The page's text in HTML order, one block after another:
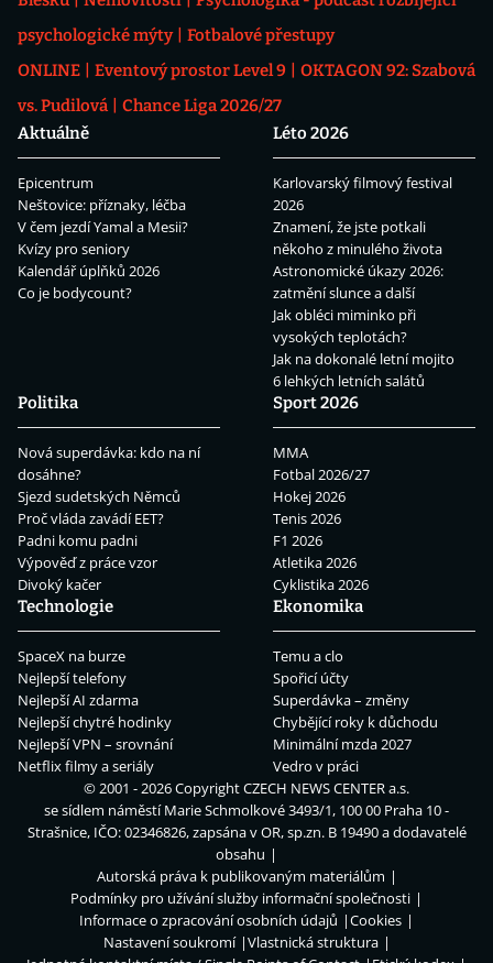
psychologické mýty
Fotbalové přestupy
ONLINE
Eventový prostor Level 9
OKTAGON 92: Szabová
vs. Pudilová
Chance Liga 2026/27
Aktuálně
Epicentrum
Neštovice: příznaky, léčba
V čem jezdí Yamal a Mesii?
Kvízy pro seniory
Kalendář úplňků 2026
Co je bodycount?
Léto 2026
Karlovarský filmový festival
2026
Znamení, že jste potkali
někoho z minulého života
Astronomické úkazy 2026:
zatmění slunce a další
Jak obléci miminko při
vysokých teplotách?
Jak na dokonalé letní mojito
6 lehkých letních salátů
Politika
Nová superdávka: kdo na ní
dosáhne?
Sjezd sudetských Němců
Proč vláda zavádí EET?
Padni komu padni
Výpověď z práce vzor
Divoký kačer
Sport 2026
MMA
Fotbal 2026/27
Hokej 2026
Tenis 2026
F1 2026
Atletika 2026
Cyklistika 2026
Technologie
SpaceX na burze
Nejlepší telefony
Nejlepší AI zdarma
Nejlepší chytré hodinky
Nejlepší VPN – srovnání
Netflix filmy a seriály
Ekonomika
Temu a clo
Spořicí účty
Superdávka – změny
Chybějící roky k důchodu
Minimální mzda 2027
Vedro v práci
© 2001 - 2026 CopyrightCZECH NEWS CENTER a.s.
se sídlem náměstí Marie Schmolkové 3493/1, 100 00 Praha 10 -
Strašnice, IČO: 02346826, zapsána v OR, sp.zn. B 19490 a dodavatelé
obsahu
Autorská práva k publikovaným materiálům
Podmínky pro užívání služby informační společnosti
Informace o zpracování osobních údajů
Cookies
Nastavení soukromí
Vlastnická struktura